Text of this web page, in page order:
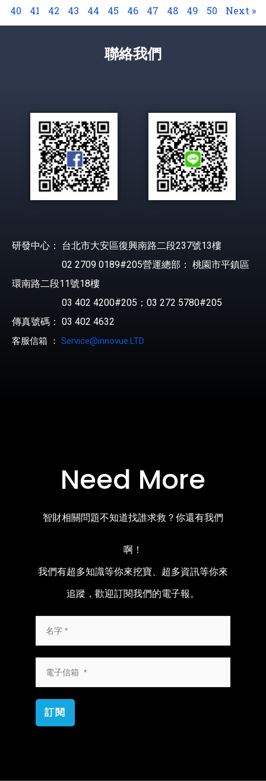
40
41 42 43 44 45 46 47 48 49 50 Next »
聯絡我們
研發中心： 台北市大安區復興南路二段237號13樓
02 2709 0189#205營運總部： 桃園市平鎮區
環南路二段11號18樓
03 402 4200#205；03 272 5780#205
傳真號碼： 03 402 4632
客服信箱 ： Service@innovue.LTD
Need More
智財相關問題不知道找誰求救？你還有我們
啊！
我們有超多知識等你來挖寶、超多資訊等你來
追蹤，歡迎訂閱我們的電子報。
訂閱